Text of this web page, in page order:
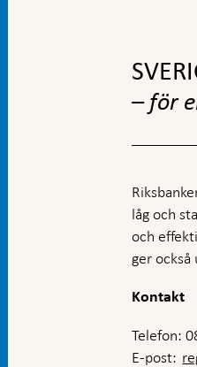
– för
låg och
och
ger också
Kontakt
Telefon:
E-post: